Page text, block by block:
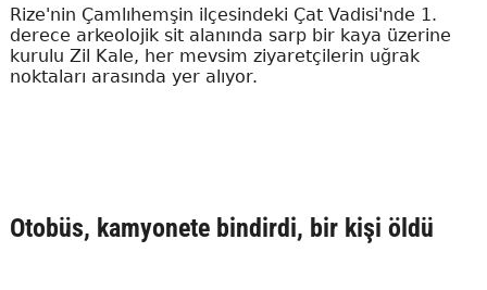
Rize'nin Çamlıhemşin ilçesindeki Çat Vadisi'nde 1.
derece arkeolojik sit alanında sarp bir kaya üzerine
kurulu Zil Kale, her mevsim ziyaretçilerin uğrak
noktaları arasında yer alıyor.
Otobüs, kamyonete bindirdi, bir kişi öldü